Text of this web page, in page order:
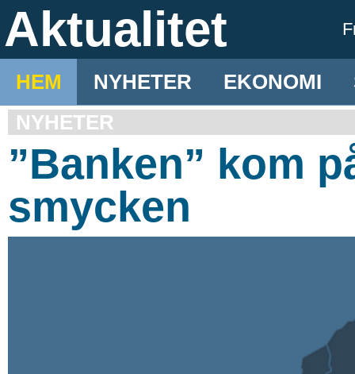
Aktualitet
HEM NYHETER EKONOMI
NYHETER
”Banken” kom
smycken